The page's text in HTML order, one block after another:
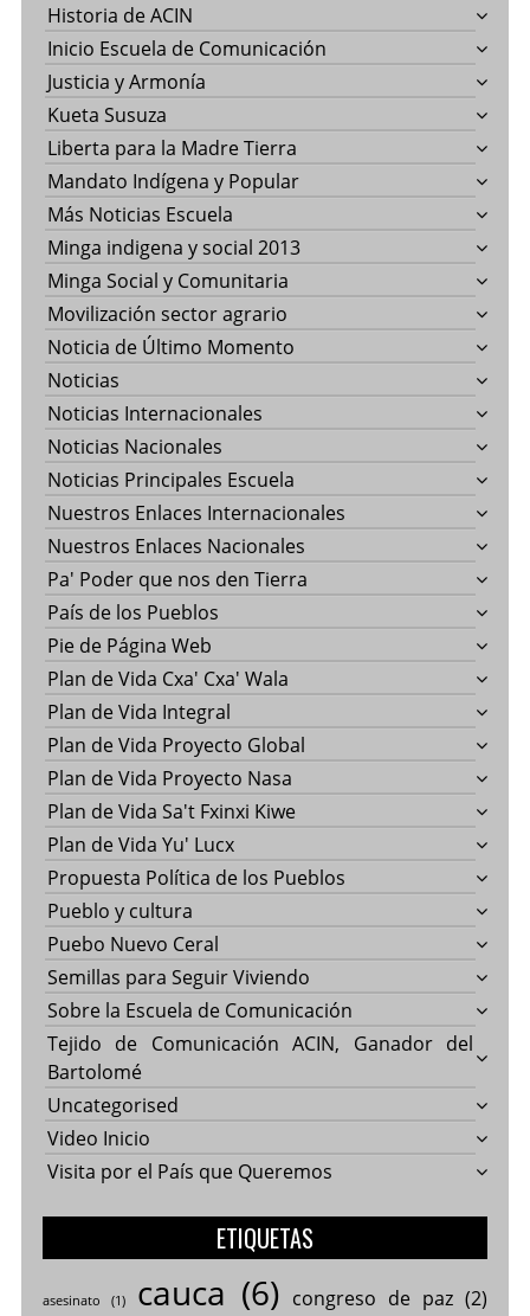
Historia de ACIN
Inicio Escuela de Comunicación
Justicia y Armonía
Kueta Susuza
Liberta para la Madre Tierra
Mandato Indígena y Popular
Más Noticias Escuela
Minga indigena y social 2013
Minga Social y Comunitaria
Movilización sector agrario
Noticia de Último Momento
Noticias
Noticias Internacionales
Noticias Nacionales
Noticias Principales Escuela
Nuestros Enlaces Internacionales
Nuestros Enlaces Nacionales
Pa' Poder que nos den Tierra
País de los Pueblos
Pie de Página Web
Plan de Vida Cxa' Cxa' Wala
Plan de Vida Integral
Plan de Vida Proyecto Global
Plan de Vida Proyecto Nasa
Plan de Vida Sa't Fxinxi Kiwe
Plan de Vida Yu' Lucx
Propuesta Política de los Pueblos
Pueblo y cultura
Puebo Nuevo Ceral
Semillas para Seguir Viviendo
Sobre la Escuela de Comunicación
Tejido de Comunicación ACIN, Ganador del
Bartolomé
Uncategorised
Video Inicio
Visita por el País que Queremos
ETIQUETAS
asesinato (1) cauca (6) congreso de paz(2)